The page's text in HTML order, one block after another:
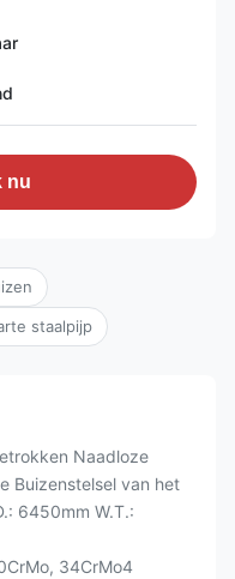
nu
staalpijp
Naadloze
Buizenstelsel van het
6450mm W.T.:
34CrMo4